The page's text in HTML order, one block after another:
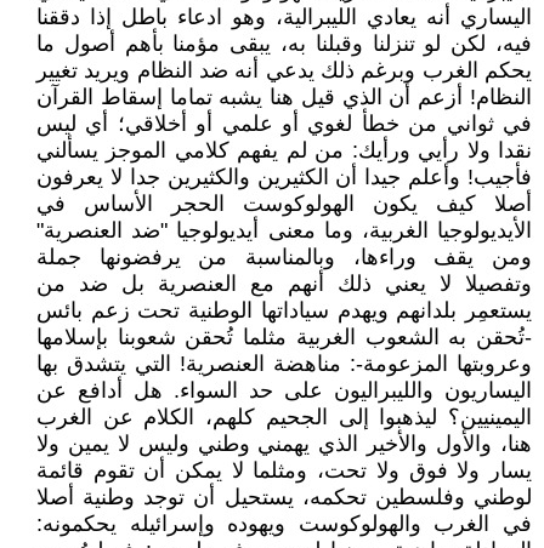
اليساري أنه يعادي الليبرالية، وهو ادعاء باطل إذا دققنا
فيه، لكن لو تنزلنا وقبلنا به، يبقى مؤمنا بأهم أصول ما
يحكم الغرب وبرغم ذلك يدعي أنه ضد النظام ويريد تغيير
النظام! أزعم أن الذي قيل هنا يشبه تماما إسقاط القرآن
في ثواني من خطأ لغوي أو علمي أو أخلاقي؛ أي ليس
نقدا ولا رأيي ورأيك: من لم يفهم كلامي الموجز يسألني
فأجيب! وأعلم جيدا أن الكثيرين والكثيرين جدا لا يعرفون
أصلا كيف يكون الهولوكوست الحجر الأساس في
الأيديولوجيا الغربية، وما معنى أيديولوجيا "ضد العنصرية"
ومن يقف وراءها، وبالمناسبة من يرفضونها جملة
وتفصيلا لا يعني ذلك أنهم مع العنصرية بل ضد من
يستعمِر بلدانهم ويهدم سياداتها الوطنية تحت زعم بائس
-تُحقن به الشعوب الغربية مثلما تُحقن شعوبنا بإسلامها
وعروبتها المزعومة-: مناهضة العنصرية! التي يتشدق بها
اليساريون والليبراليون على حد السواء. هل أدافع عن
اليمينيين؟ ليذهبوا إلى الجحيم كلهم، الكلام عن الغرب
هنا، والأول والأخير الذي يهمني وطني وليس لا يمين ولا
يسار ولا فوق ولا تحت، ومثلما لا يمكن أن تقوم قائمة
لوطني وفلسطين تحكمه، يستحيل أن توجد وطنية أصلا
في الغرب والهولوكوست ويهوده وإسرائيله يحكمونه: